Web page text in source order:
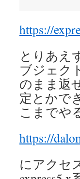
https://
とりあえ
ブジェク
のまま返
定とかで
こまでや
https://
にアクセ